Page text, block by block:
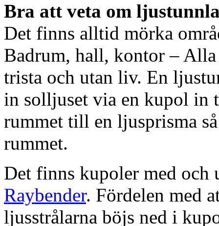
Bra att veta om
Det finns alltid mörka
Badrum, hall, kontor – Alla
trista och utan liv. En
in solljuset via en kupol in
rummet till en ljusprisma
rummet.
Det finns kupoler med och
Raybender. Fördelen med
ljusstrålarna böjs ned i